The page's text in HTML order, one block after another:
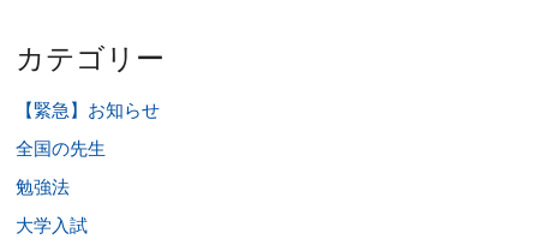
カテゴリー
【緊急】お知らせ
全国の先生
勉強法
大学入試